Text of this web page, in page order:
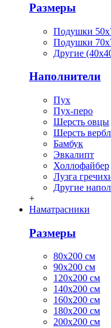
Размеры
Подушки
Подушки
Другие
Наполнители
Пух
Пух-перо
Шерсть овцы
Шерсть
Бамбук
Эвкалипт
Холлофайбер
Лузга
Другие
+
Наматрасники
Размеры
80х200 см
90х200 см
120х200 см
140х200 см
160х200 см
180х200 см
200х200 см